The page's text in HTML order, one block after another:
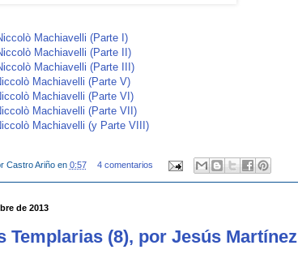
Machiavelli (Parte I)
Machiavelli (Parte II)
Machiavelli (Parte III)
Machiavelli (Parte V)
Machiavelli (Parte VI)
Machiavelli (Parte VII)
Machiavelli (y Parte VIII)
Castro Ariño en 0:57 4 comentarios
de 2013
Templarias (8), por Jesús Martínez